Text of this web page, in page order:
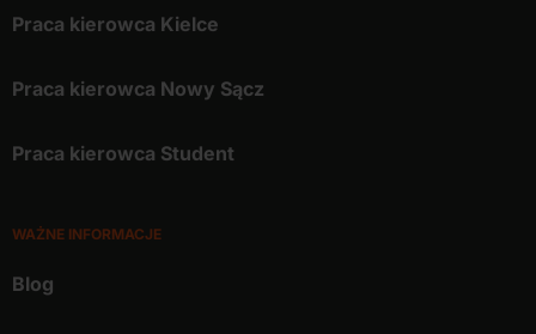
Praca kierowca Kielce
Praca kierowca Nowy Sącz
Praca kierowca Student
WAŻNE INFORMACJE
Blog